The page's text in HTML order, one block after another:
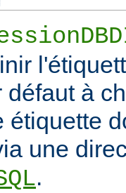
défaut à
étiquette
une
.